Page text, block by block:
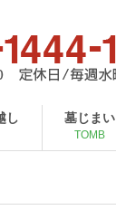
し 墓じまい
TOMB